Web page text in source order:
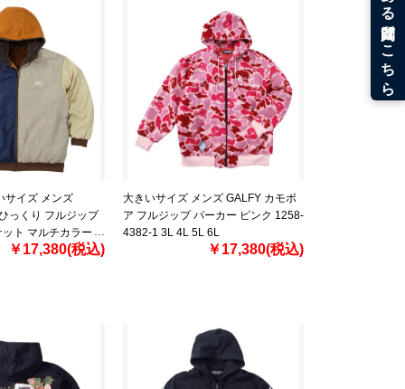
サイズ メンズ
っくり フルジップ
ト マルチカラー
4L 5L 6L 8L
￥17,380(税込)
大きいサイズ メンズ GALFY カモボ
ア フルジップ パーカー ピンク 1258-
4382-1 3L 4L 5L 6L
￥17,380(税込)